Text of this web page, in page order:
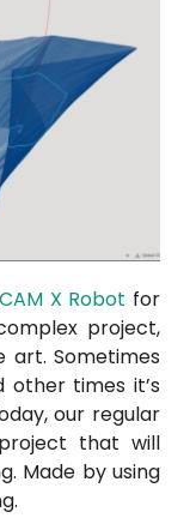
X Robot for
project,
art. Sometimes
other times it’s
our regular
that will
Made by using